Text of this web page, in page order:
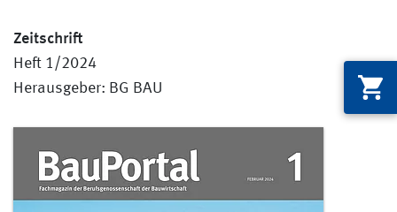
Zeitschrift
Heft 1/2024
Herausgeber: BG BAU